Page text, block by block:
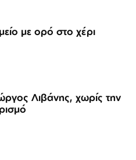
με ορό στο χέρι
Λιβάνης, χωρίς την